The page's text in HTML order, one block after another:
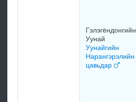
Гэлэгёндонгийн
Уунай
Уунайгийн
Нарангэрэлийн
цавьдар